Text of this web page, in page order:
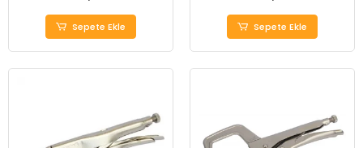
Sepete Ekle Sepete Ekle